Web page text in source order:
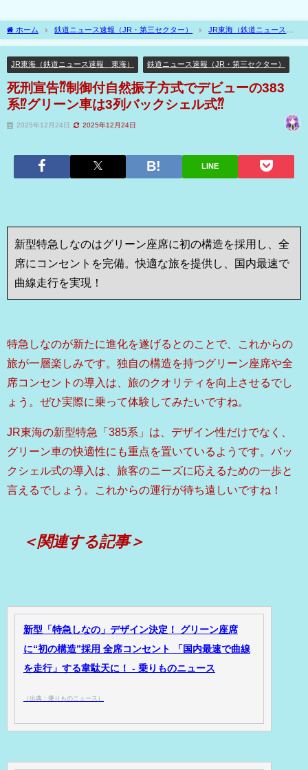
ホーム 鉄道ニュース速報（JR・第三セクター）
JR東海（鉄道ニュース速
報 東海）
死刑宣告⁇制御付自然振子方式でデビューの383系⁉グリーン車は3列バ
JR東海（鉄道ニュース速報 東海）
鉄道ニュース速報（JR・第三セクター）
死刑宣告⁇制御付自然振子方式でデビューの383
系⁉グリーン車は3列バックシェル式⁇
2025年12月24日 2025年12月24日
LINE
新型特急しなのはグリーン座席に初の構造を採用し、全
席にコンセントを完備。快適な旅を提供し、国内最速で
曲線走行を実現！
特急しなのが新たに進化を遂げるとのことで、これからの
旅が一層楽しみです。独自の構造を持つグリーン座席や全
席コンセントの導入は、旅のクオリティを向上させるでし
ょう。ぜひ実際に乗って体験してみたいですね。
JR東海の新型特急「385系」は、デザイン性だけでなく、
グリーン車の快適性にも重点を置いているようです。バッ
クシェル式の導入は、旅客のニーズに応えるための一歩と
言えるでしょう。これからの運行が待ち遠しいですね！
＜関連する記事＞
新型「特急しなの」デザイン決定！ グリーン座席
に“初の構造”採用 全席コンセント 「国内最速で曲線
を走行」する韋駄天に！ - 乗りものニュース
（出典：乗りものニュース）